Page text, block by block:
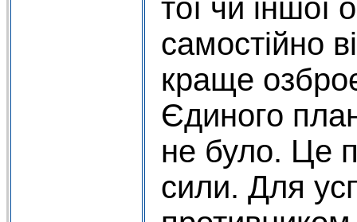
тої чи іншої
самостійно
краще
Єдиного
не було. Це
сили. Для